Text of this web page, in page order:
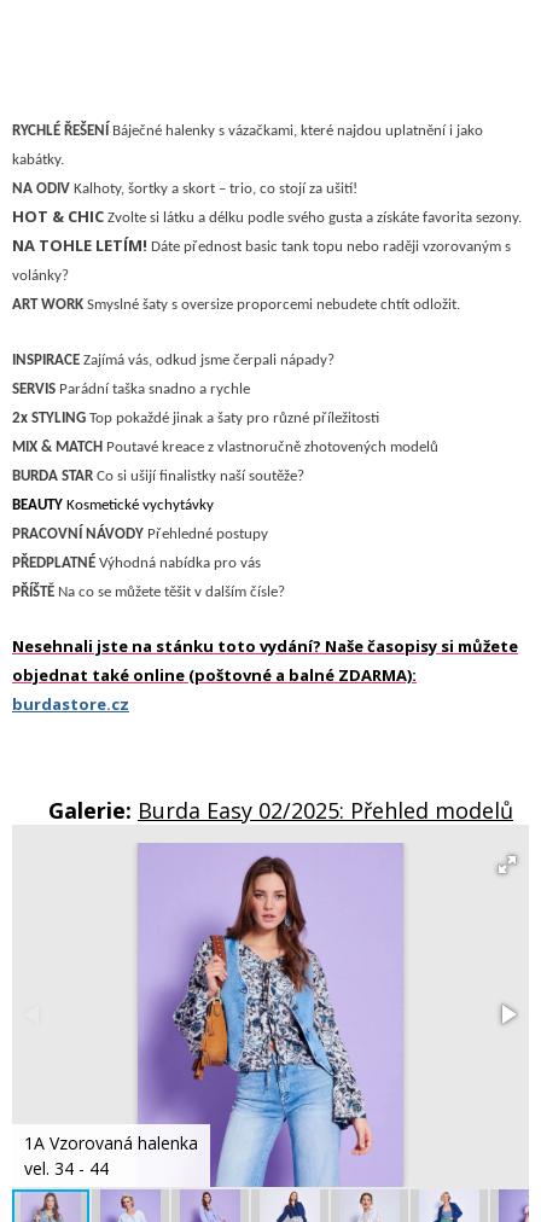
RYCHLÉ ŘEŠENÍ Báječné halenky s vázačkami, které najdou uplatnění i jako
kabátky.
NA ODIV Kalhoty, šortky a skort – trio, co stojí za ušití!
HOT & CHIC Zvolte si látku a délku podle svého gusta a získáte favorita sezony.
NA TOHLE LETÍM! Dáte přednost basic tank topu nebo raději vzorovaným s
volánky?
ARTWORK Smyslné šaty s oversize proporcemi nebudete chtít odložit.
NSPIRACE Zajímá vás, odkud jsme čerpali nápady?
SERVIS Parádní taška snadno a rychle
2x STYLING Top pokaždé jinak a šaty pro různé příležitosti
M IX & MATCH Poutavé kreace z vlastnoručně zhotovených modelů
BURDA STAR Co si ušijí finalistky naší soutěže?
BEAUTY Kosmetické vychytávky
PRACOVNÍ NÁVODY Přehledné postupy
PŘEDPLATNÉ Výhodná nabídka pro vás
PŘÍŠTĚ Na co se můžete těšit v dalším čísle?
Nesehnali jste na stánku toto vydání? Naše časopisy si můžete
objednat také online (poštovné a balné ZDARMA):
burdastore.cz
Galerie: Burda Easy 02/2025: Přehled modelů
1A Vzorovaná halenka
vel. 34 - 44